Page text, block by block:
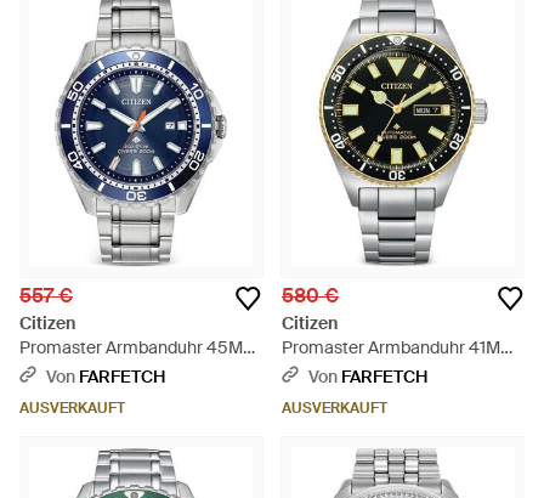
557 €
Citizen
Promaster Armbanduhr 45Mm
- Blau
Von FARFETCH
AUSVERKAUFT
580 €
Citizen
Promaster Armbanduhr 41Mm
- Grau
Von FARFETCH
AUSVERKAUFT